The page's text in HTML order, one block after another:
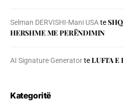
Selman DERVISHI-Mani USAte
HERSHME ME PERËNDIMIN
AI Signature GeneratorteLUFTA E
Kategoritë